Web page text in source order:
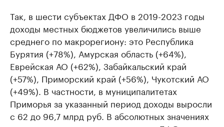
Так, в шести субъектах ДФО в 2019-2023 годы
доходы местных бюджетов увеличились выше
среднего по макрорегиону: это Республика
Бурятия (+78%), Амурская область (+64%),
Еврейская АО (+62%), Забайкальский край
(+57%), Приморский край (+56%), Чукотский АО
(+49%). В частности, в муниципалитетах
Приморья за указанный период доходы выросли
с 62 до 96,7 млрд руб. В абсолютных значениях